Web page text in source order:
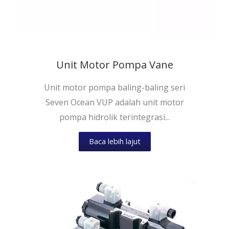
Unit Motor Pompa Vane
Unit motor pompa baling-baling seri
Seven Ocean VUP adalah unit motor
pompa hidrolik terintegrasi...
Baca lebih lajut